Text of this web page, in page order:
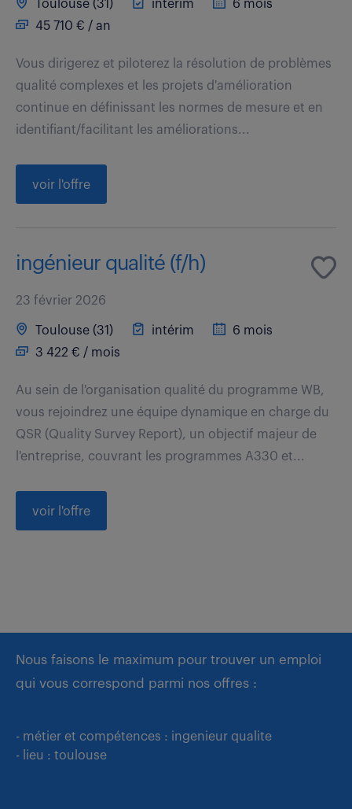
Toulouse (31) intérim
6 mois
45 710 € / an
Vous dirigerez et piloterez la résolution de problèmes
qualité complexes et les projets d'amélioration
continue en définissant les normes de mesure et en
identifiant/facilitant les améliorations...
voir l'offre
ingénieur qualité (f/h)
23 février 2026
Toulouse (31) intérim
6 mois
3 422 € / mois
Au sein de l'organisation qualité du programme WB,
vous rejoindrez une équipe dynamique en charge du
QSR (Quality Survey Report), un objectif majeur de
l'entreprise, couvrant les programmes A330 et...
voir l'offre
Nous faisons le maximum pour trouver un emploi
qui vous correspond parmi nos offres :
- métier et compétences : ingenieur qualite
- lieu : toulouse